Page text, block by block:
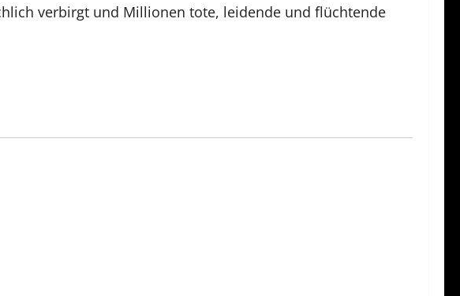
verbirgt und Millionen tote, leidende und flüchtende